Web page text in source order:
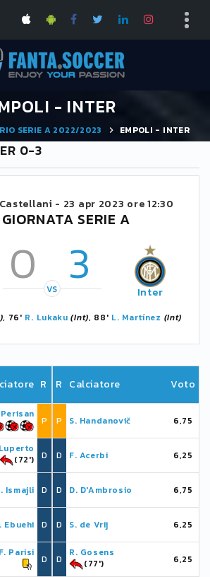
- INTER
SERIE A 2022/2023 EMPOLI - INTER
0-3
- 23 apr 2023 ore 12:30
SERIE A
0 3
VS Inter
, 76' R. Lukaku (Int), 88' L. Martínez (Int)
R
Perisan
P
(72')
D
Ismajli D
Ebuehi D
F. Parisi
D
R Calciatore Voto
P S. Handanovič 6,75
D F. Acerbi 6,25
D D. D'Ambrosio 6,75
D S. de Vrij 6,25
D
R. Gosens
(77')
6,25